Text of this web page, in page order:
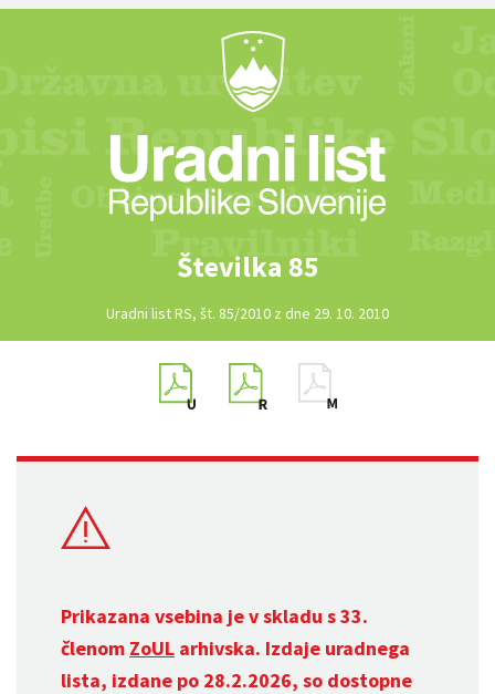
Številka 85
Uradni list RS, št. 85/2010 z dne 29. 10. 2010
Prikazana vsebina je v skladu s 33.
členom ZoUL arhivska. Izdaje uradnega
lista, izdane po 28.2.2026, so dostopne